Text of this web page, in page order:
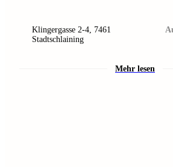
Klingergasse 2-4 7461
Stadtschlaining
Mehr lesen